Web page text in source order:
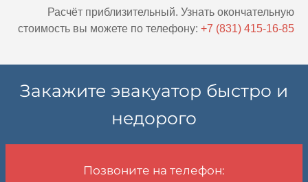
Расчёт приблизительный. Узнать окончательную
стоимость вы можете по телефону:+7 (831) 415-16-85
Закажите эвакуатор быстро и
недорого
Позвоните на телефон: